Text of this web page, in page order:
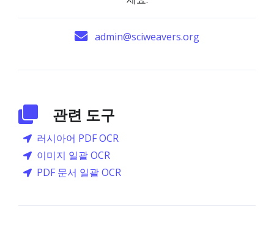
admin@sciweavers.org
관련 도구
러시아어 PDF OCR
이미지 일괄 OCR
PDF 문서 일괄 OCR